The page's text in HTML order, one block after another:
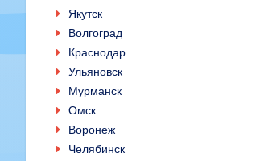
Якутск
Волгоград
Краснодар
Ульяновск
Мурманск
Омск
Воронеж
Челябинск